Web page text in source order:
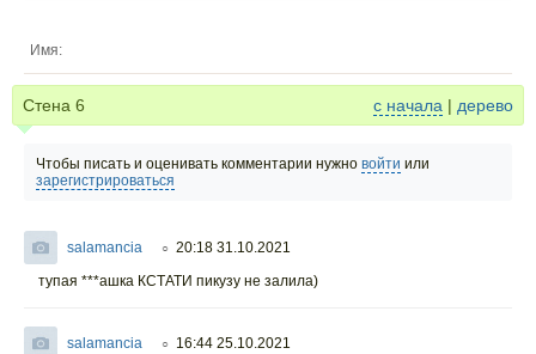
Имя:
Стена 6 с начала | дерево
Чтобы писать и оценивать комментарии нужно войти или
зарегистрироваться
salamancia ○ 20:18 31.10.2021
тупая ***ашка КСТАТИ пикузу не залила)
salamancia ○ 16:44 25.10.2021